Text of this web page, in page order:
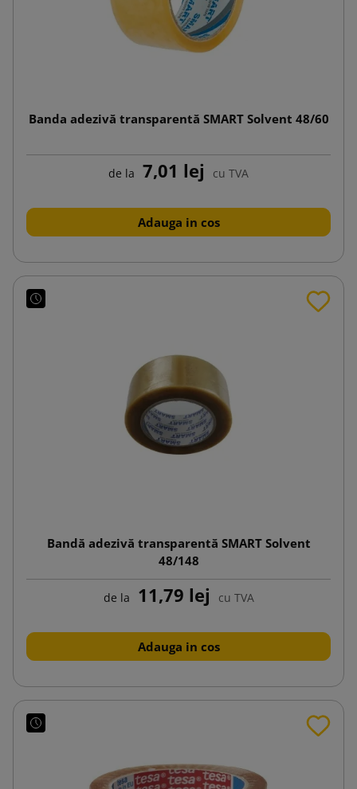
Banda adezivă transparentă SMART Solvent 48/60
de la 7,01 lej cu TVA
Adauga in cos
Bandă adezivă transparentă SMART Solvent
48/148
de la 11,79 lej cu TVA
Adauga in cos